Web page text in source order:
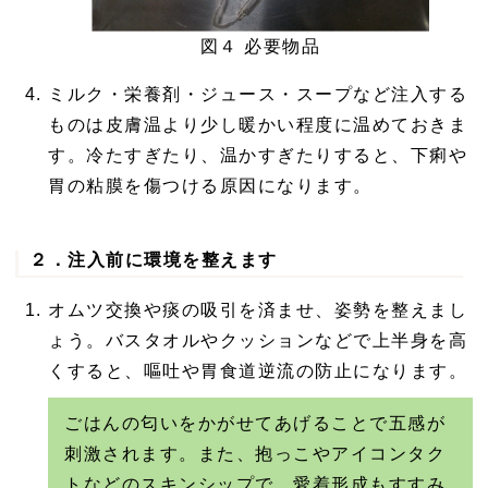
図４ 必要物品
ミルク・栄養剤・ジュース・スープなど注入する
ものは皮膚温より少し暖かい程度に温めておきま
す。冷たすぎたり、温かすぎたりすると、下痢や
胃の粘膜を傷つける原因になります。
２．注入前に環境を整えます
オムツ交換や痰の吸引を済ませ、姿勢を整えまし
ょう。バスタオルやクッションなどで上半身を高
くすると、嘔吐や胃食道逆流の防止になります。
ごはんの匂いをかがせてあげることで五感が
刺激されます。また、抱っこやアイコンタク